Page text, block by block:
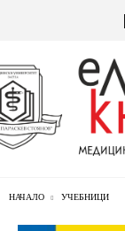
НАЧАЛО УЧЕБНИЦИ